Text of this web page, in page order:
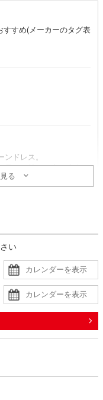
すすめ(メーカーのタグ表
ドレス。
見せ、甘さの中に大人の
る
全体がやさしく上品な
シックに仕上げるのも
用すると安心です。
同色裏地の二枚重ねで、
パーティー、女子会など
い